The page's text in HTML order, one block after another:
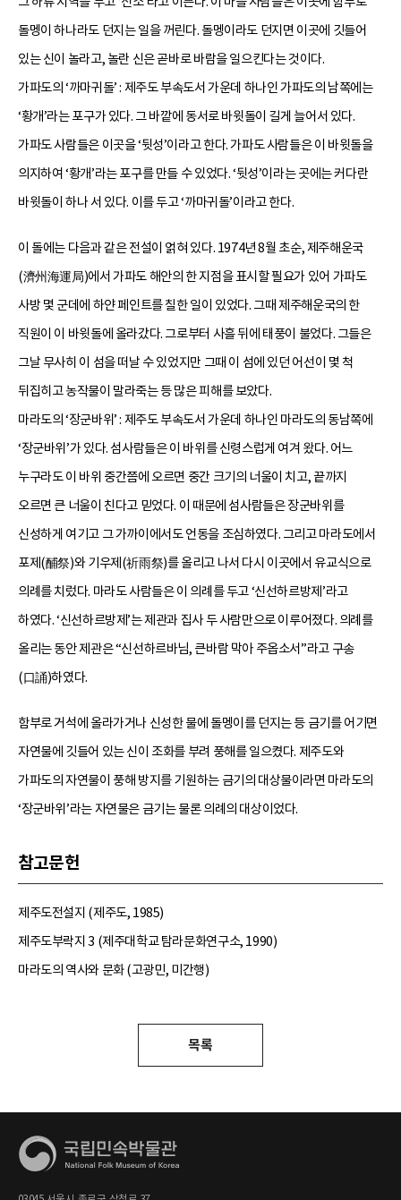
돌멩이 하나라도 던지는 일을 꺼린다. 돌멩이라도 던지면 이곳에 깃들어
있는 신이 놀라고, 놀란 신은 곧바로 바람을 일으킨다는 것이다.
가파도의 ‘까마귀돌’ : 제주도 부속도서 가운데 하나인 가파도의 남쪽에는
‘황개’라는 포구가 있다. 그 바깥에 동서로 바윗돌이 길게 늘어서 있다.
가파도 사람들은 이곳을 ‘뒷성’이라고 한다. 가파도 사람들은 이 바윗돌을
의지하여 ‘황개’라는 포구를 만들 수 있었다. ‘뒷성’이라는 곳에는 커다란
바윗돌이 하나 서 있다. 이를 두고 ‘까마귀돌’이라고 한다.
이 돌에는 다음과 같은 전설이 얽혀 있다. 1974년 8월 초순, 제주해운국
(濟州海運局)에서 가파도 해안의 한 지점을 표시할 필요가 있어 가파도
사방 몇 군데에 하얀 페인트를 칠한 일이 있었다. 그때 제주해운국의 한
직원이 이 바윗돌에 올라갔다. 그로부터 사흘 뒤에 태풍이 불었다. 그들은
그날 무사히 이 섬을 떠날 수 있었지만 그때 이 섬에 있던 어선이 몇 척
뒤집히고 농작물이 말라죽는 등 많은 피해를 보았다.
마라도의 ‘장군바위’ : 제주도 부속도서 가운데 하나인 마라도의 동남쪽에
‘장군바위’가 있다. 섬사람들은 이 바위를 신령스럽게 여겨 왔다. 어느
누구라도 이 바위 중간쯤에 오르면 중간 크기의 너울이 치고, 끝까지
오르면 큰 너울이 친다고 믿었다. 이 때문에 섬사람들은 장군바위를
신성하게 여기고 그 가까이에서도 언동을 조심하였다. 그리고 마라도에서
포제(酺祭)와 기우제(祈雨祭)를 올리고 나서 다시 이곳에서 유교식으로
의례를 치렀다. 마라도 사람들은 이 의례를 두고 ‘신선하르방제’라고
하였다. ‘신선하르방제’는 제관과 집사 두 사람만으로 이루어졌다. 의례를
올리는 동안 제관은 “신선하르바님, 큰바람 막아 주옵소서”라고 구송
(口誦)하였다.
함부로 거석에 올라가거나 신성한 물에 돌멩이를 던지는 등 금기를 어기면
자연물에 깃들어 있는 신이 조화를 부려 풍해를 일으켰다. 제주도와
가파도의 자연물이 풍해 방지를 기원하는 금기의 대상물이라면 마라도의
‘장군바위’라는 자연물은 금기는 물론 의례의 대상이었다.
참고문헌
제주도전설지 (제주도, 1985)
제주도부락지 3 (제주대학교 탐라문화연구소, 1990)
마라도의 역사와 문화 (고광민, 미간행)
목록